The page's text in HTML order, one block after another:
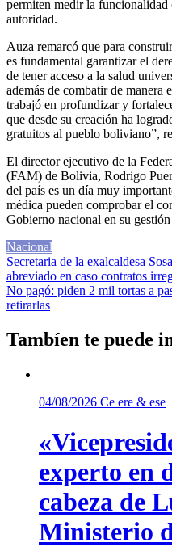
permiten medir la funcionalidad
autoridad.
Auza remarcó que para
es fundamental garantizar el
de tener acceso a la salud
además de combatir de manera
trabajó en profundizar y
que desde su creación ha
gratuitos al pueblo boliviano”,
El director ejecutivo de la
(FAM) de Bolivia, Rodrigo
del país es un día muy
médica pueden comprobar el
Gobierno nacional en su
Nacional
Navegación
de
entradas
Secretaria de la exalcaldesa
abreviado en caso contratos
No pagó: piden 2 mil tortas a
retirarlas
Tambíen te puede
04/08/2026 Ce ere & ese
experto en
cabeza de
Ministerio